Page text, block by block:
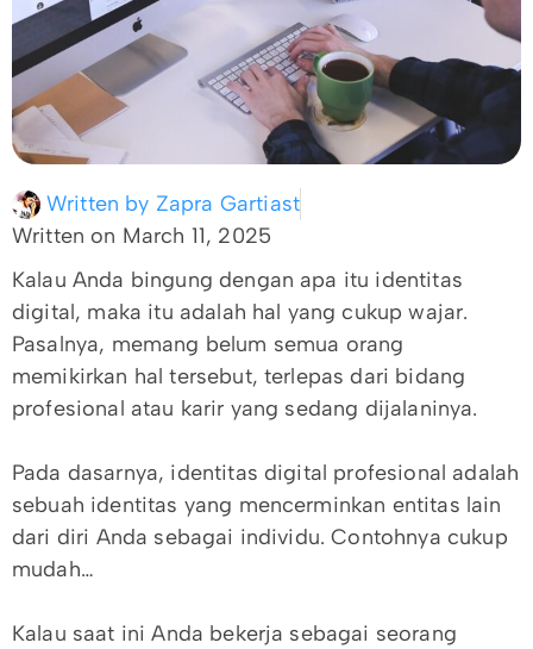
Written by Zapra Gartiast
Written on March 11, 2025
Kalau Anda bingung dengan apa itu identitas
digital, maka itu adalah hal yang cukup wajar.
Pasalnya, memang belum semua orang
memikirkan hal tersebut, terlepas dari bidang
profesional atau karir yang sedang dijalaninya.
Pada dasarnya, identitas digital profesional adalah
sebuah identitas yang mencerminkan entitas lain
dari diri Anda sebagai individu. Contohnya cukup
mudah…
Kalau saat ini Anda bekerja sebagai seorang